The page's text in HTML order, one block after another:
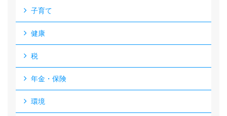
子育て
健康
税
年金・保険
環境